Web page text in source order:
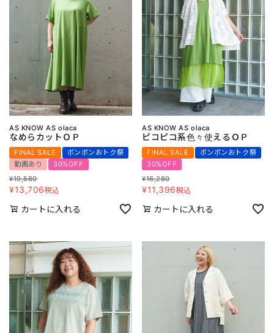
AS KNOW AS olaca
なめらカットＯＰ
FINAL SALE
ボンボンおトク祭
動画あり
30%OFF
¥19,580
¥13,706税込
カートに入れる
AS KNOW AS olaca
ピコピコ系色々使えるＯＰ
FINAL SALE
ボンボンおトク祭
30%OFF
¥16,280
¥11,396税込
カートに入れる